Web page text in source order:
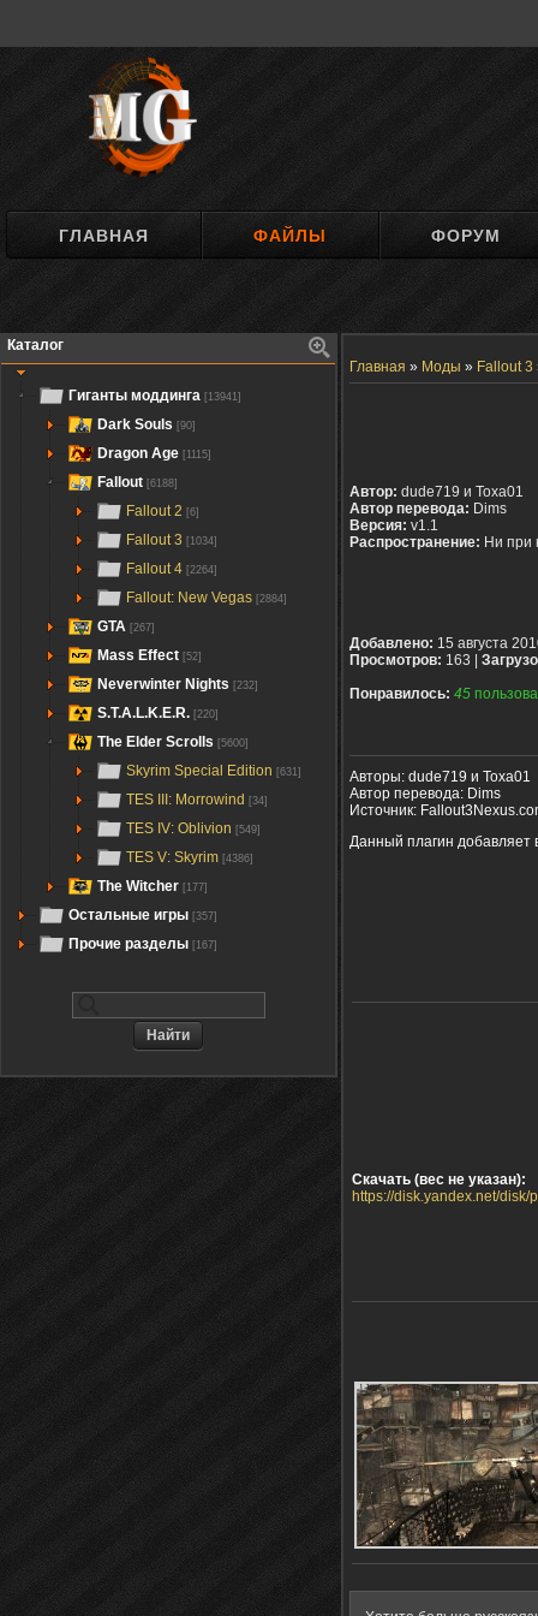
ГЛАВНАЯ ФАЙЛЫ ФОРУМ
Каталог
Гиганты моддинга [13941]
Dark Souls [90]
Dragon Age [1115]
Fallout [6188]
Fallout 2 [6]
Fallout 3 [1034]
Fallout 4 [2264]
Fallout: New Vegas [2884]
GTA [267]
Mass Effect [52]
Neverwinter Nights [232]
S.T.A.L.K.E.R. [220]
The Elder Scrolls [5600]
Skyrim Special Edition [631]
TES III: Morrowind [34]
TES IV: Oblivion [549]
TES V: Skyrim [4386]
The Witcher [177]
Остальные игры [357]
Прочие разделы [167]
Главная » Моды » Fallout 3
Автор: dude719 и Toxa01
Автор перевода: Dims
Версия: v1.1
Распространение: Ни при
Добавлено: 15 августа
Просмотров: 163 |
Понравилось: 45
Авторы: dude719 и Toxa01
Автор перевода: Dims
Источник:
Данный плагин
Скачать (вес не указан):
https://disk.yandex.net/